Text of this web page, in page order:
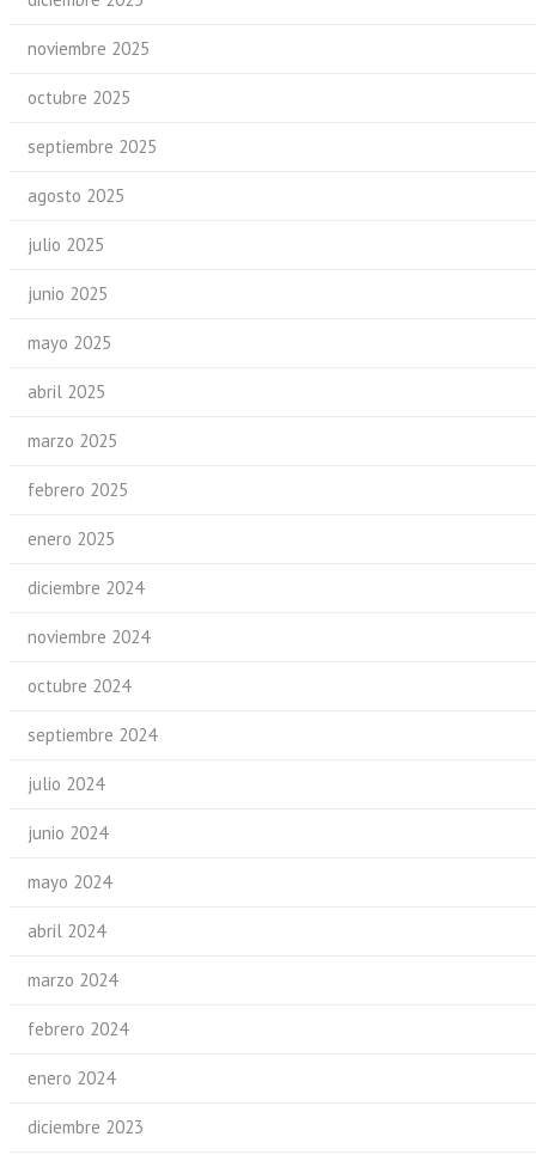
noviembre 2025
octubre 2025
septiembre 2025
agosto 2025
julio 2025
junio 2025
mayo 2025
abril 2025
marzo 2025
febrero 2025
enero 2025
diciembre 2024
noviembre 2024
octubre 2024
septiembre 2024
julio 2024
junio 2024
mayo 2024
abril 2024
marzo 2024
febrero 2024
enero 2024
diciembre 2023